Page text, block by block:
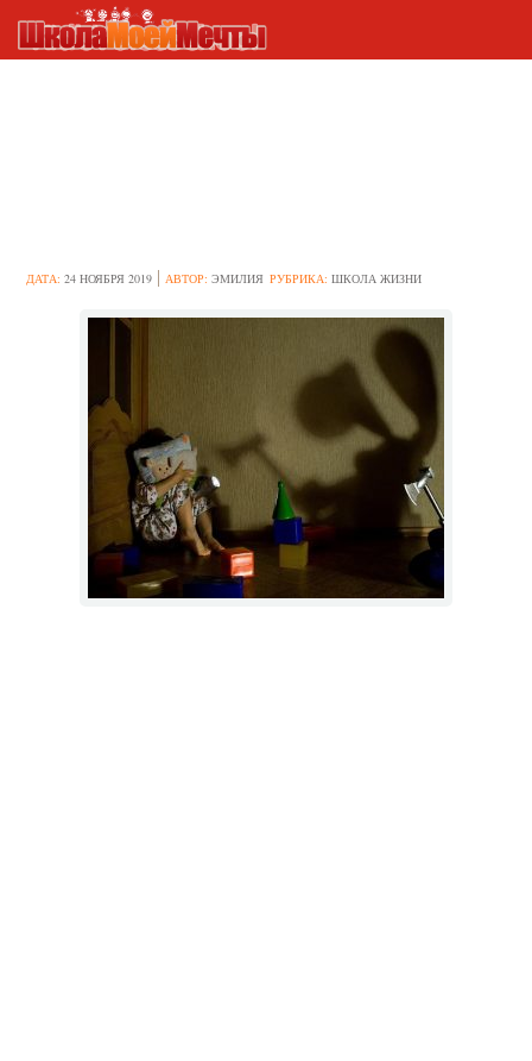
ДАТА:24 НОЯБРЯ 2019 АВТОР:ЭМИЛИЯ РУБРИКА:ШКОЛА ЖИЗНИ